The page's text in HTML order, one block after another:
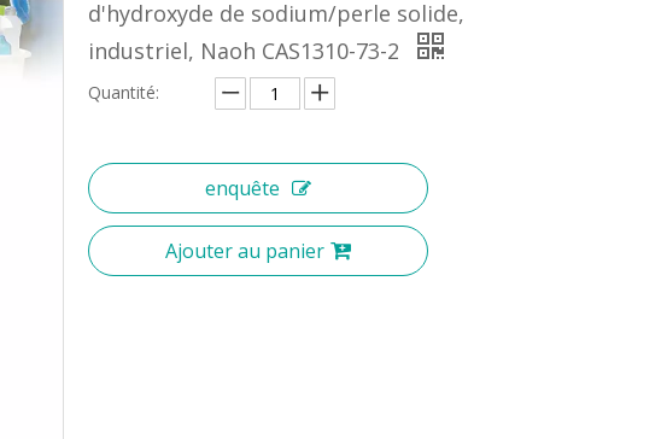
d'hydroxyde de sodium/perle solide,
industriel, Naoh CAS1310-73-2
Quantité:
enquête
Ajouter au panier